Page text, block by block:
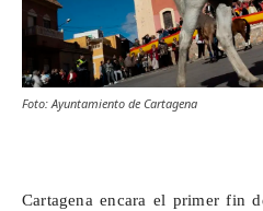
Foto: Ayuntamiento de Cartagena
Cartagena encara el primer fin